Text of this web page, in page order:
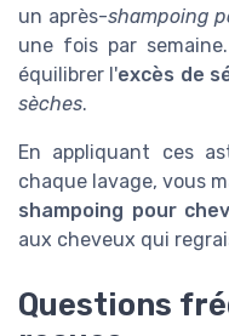
un après-shampoing
une fois par
équilibrer l'excès de
sèches.
En appliquant ces
chaque lavage, vous
shampoing pour
aux cheveux qui
Questions